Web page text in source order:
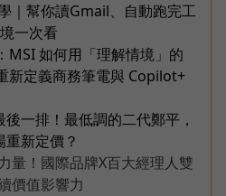
｜幫你讀Gmail、自動跑完工
一次看
MSI 如何用「理解情境」的
新定義商務筆電與 Copilot+
一排！最低調的二代鄭平，
新定價？
量！國際品牌X百大經理人雙
價值影響力